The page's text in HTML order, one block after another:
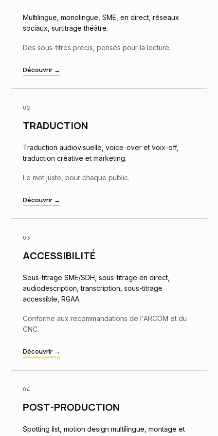
Multilingue, monolingue, SME, en direct, réseaux
sociaux, surtitrage théâtre.
Des sous-titres précis, pensés pour la lecture.
Découvrir →
02
TRADUCTION
Traduction audiovisuelle, voice-over et voix-off,
traduction créative et marketing.
Le mot juste, pour chaque public.
Découvrir →
03
ACCESSIBILITÉ
Sous-titrage SME/SDH, sous-titrage en direct,
audiodescription, transcription, sous-titrage
accessible, RGAA.
Conforme aux recommandations de l'ARCOM et du
CNC.
Découvrir →
04
POST-PRODUCTION
Spotting list, motion design multilingue, montage et